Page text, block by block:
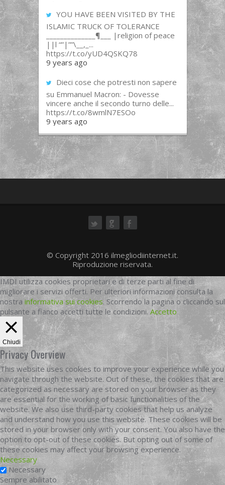
YOU HAVE BEEN VISITED BY THE
ISLAMIC TRUCK OF TOLERANCE
______________¶___ |religion of peace
||l “”|””\__,_...
https://t.co/yUD4QSKQ78
9 years ago
Dieci cose che potresti non sapere
su Emmanuel Macron: - Dovesse
vincere anche il secondo turno delle...
https://t.co/8wmlN7ESOo
9 years ago
© Copyright 2016 ilmegliodiinternet.it.
Riproduzione riservata.
IMDI utilizza cookies proprietari e di terze parti al fine di
migliorare i servizi offerti. Per ulteriori informazioni consulta la
nostra informativa sui cookies. Scorrendo la pagina o cliccando sul
pulsante a fianco accetti tutte le condizioni.Accetto
Chiudi
Privacy Overview
This website uses cookies to improve your experience while you
navigate through the website. Out of these, the cookies that are
categorized as necessary are stored on your browser as they
are essential for the working of basic functionalities of the
website. We also use third-party cookies that help us analyze
and understand how you use this website. These cookies will be
stored in your browser only with your consent. You also have the
option to opt-out of these cookies. But opting out of some of
these cookies may affect your browsing experience.
Necessary
Necessary
Sempre abilitato